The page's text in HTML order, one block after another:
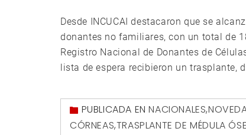
Desde INCUCAI destacaron que se
donantes no familiares, con un total de
Registro Nacional de Donantes de
lista de espera recibieron un trasplante,
PUBLICADA ENNACIONALES,
CÓRNEAS,TRASPLANTE DE MÉDULA